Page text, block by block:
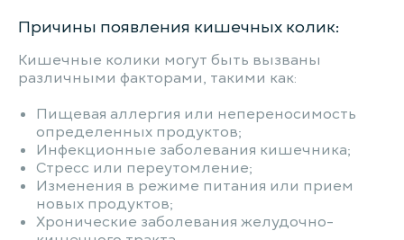
Причины появления кишечных колик:
Кишечные колики могут быть вызваны
различными факторами, такими как:
Пищевая аллергия или непереносимость
определенных продуктов;
Инфекционные заболевания кишечника;
Стресс или переутомление;
Изменения в режиме питания или прием
новых продуктов;
Хронические заболевания желудочно-